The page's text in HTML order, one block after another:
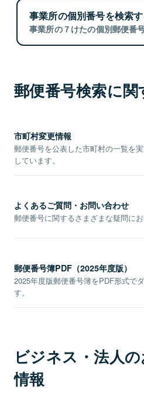
事業所の個別番号を検索
事業所の７けたの個別郵便番
郵便番号検索に関
市町村変更情報
郵便番号を公表した市町村の一覧を
しています。
よくあるご質問・お問い合わせ
郵便番号に関するさまざまな疑問にお
郵便番号簿PDF（2025年度版）
2025年度版郵便番号簿をPDF形式で
す。
ビジネス・法人
情報